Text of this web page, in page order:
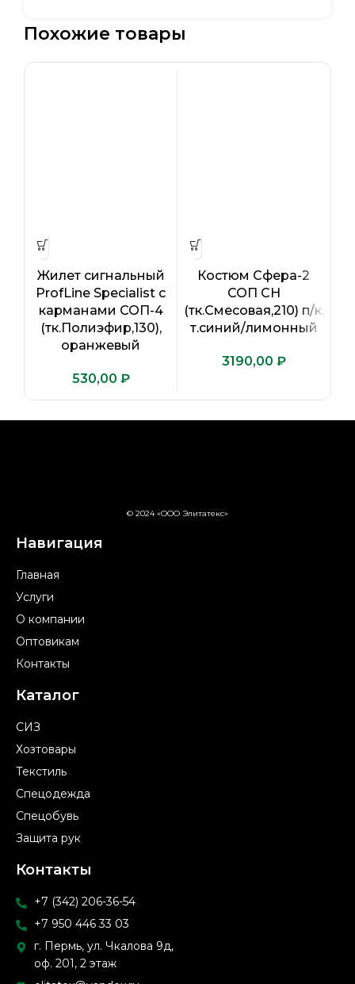
Похожие товары
Жилет сигнальный
ProfLine Specialist с
карманами СОП-4
(тк.Полиэфир,130),
оранжевый
₽
Костюм Сфера-2
СОП CH
(тк.Смесовая,210) п/к,
т.синий/лимонный
₽
© 2024 «ООО Элитатекс»
Навигация
Главная
Услуги
О компании
Оптовикам
Контакты
Каталог
СИЗ
Хозтовары
Текстиль
Спецодежда
Спецобувь
Защита рук
Контакты
+7 (342) 206-36-54
+7 950 446 33 03
г. Пермь, ул. Чкалова 9д,
оф. 201, 2 этаж